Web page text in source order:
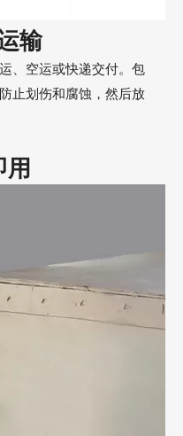
输
、空运或快递交付。包
止划伤和腐蚀，然后放
用